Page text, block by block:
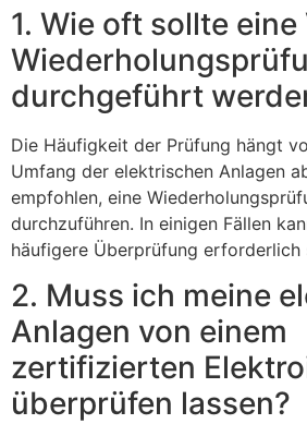
1. Wie oft sollte eine
durchgeführt
Die Häufigkeit der Prüfung hängt
Umfang der elektrischen Anlagen
empfohlen, eine
durchzuführen. In einigen Fällen
häufigere Überprüfung erforderlich
2. Muss ich meine
Anlagen von einem
zertifizierten
überprüfen lassen?